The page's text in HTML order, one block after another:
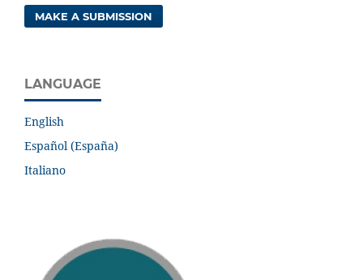
MAKE A SUBMISSION
LANGUAGE
English
Español (España)
Italiano